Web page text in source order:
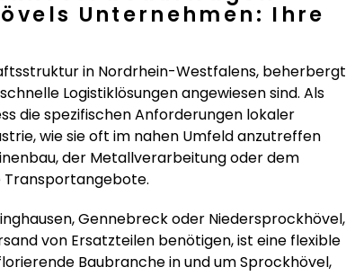
Unternehmen: Ihre
in Nordrhein-Westfalens, beherbergt
Logistiklösungen angewiesen sind. Als
die spezifischen Anforderungen lokaler
wie sie oft im nahen Umfeld anzutreffen
der Metallverarbeitung oder dem
Transportangebote.
Gennebreck oder Niedersprockhövel,
von Ersatzteilen benötigen, ist eine flexible
Baubranche in und um Sprockhövel,